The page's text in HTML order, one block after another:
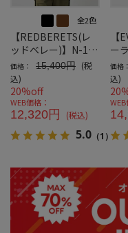
全2色
【REDBERETS(レ
ッドベレー)】N-1ブ
ルゾン裏フリースボ
ンディング
価格： 15,400円 (税
込)
20%off
WEB価格：
12,320円 (税込)
5.0 （1）
【
ー
リ
価格：
込)
WEB